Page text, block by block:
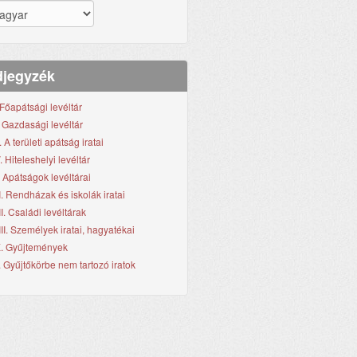
levéltár
Gazdasági levéltár
A területi apátság iratai
Hiteleshelyi levéltár
Apátságok levéltárai
Rendházak és iskolák iratai
Családi levéltárak
Személyek iratai, hagyatékai
Gyűjtemények
Gyűjtőkörbe nem tartozó iratok